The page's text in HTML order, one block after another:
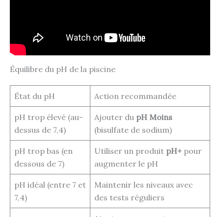
Équilibre du pH de la piscine
État du pH Action recommandée
pH trop élevé (au-
dessus de 7,4)
Ajouter du pH Moins
(bisulfate de sodium)
pH trop bas (en
dessous de 7)
Utiliser un produit pH+ pour
augmenter le pH
pH idéal (entre 7 et
7,4)
Maintenir les niveaux avec
des tests réguliers